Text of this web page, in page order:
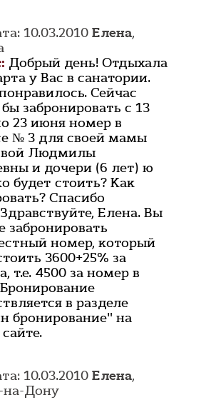
10.03.2010 Елена,
Добрый день! Отдыхала
у Вас в санатории.
Сейчас
забронировать с 13
23 июня номер в
№ 3 для своей мамы
Людмилы
и дочери (6 лет) ю
будет стоить? Как
Спасибо
Здравствуйте, Елена. Вы
забронировать
номер, который
3600+25% за
т.е. 4500 за номер в
в разделе
бронирование" на
10.03.2010 Елена,
на-Дону